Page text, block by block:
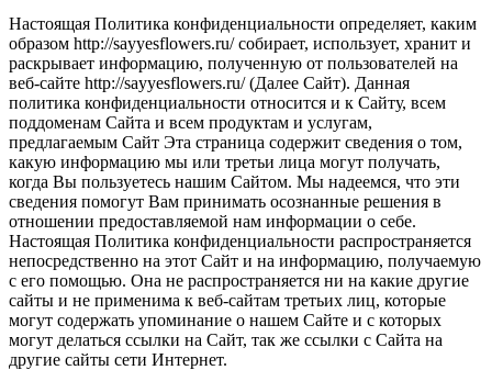
Настоящая Политика конфиденциальности определяет, каким
образом http://sayyesflowers.ru/ собирает, использует, хранит и
раскрывает информацию, полученную от пользователей на
веб-сайте http://sayyesflowers.ru/ (Далее Cайт). Данная
политика конфиденциальности относится и к Сайту, всем
поддоменам Сайта и всем продуктам и услугам,
предлагаемым Сайт Эта страница содержит сведения о том,
какую информацию мы или третьи лица могут получать,
когда Вы пользуетесь нашим Сайтом. Мы надеемся, что эти
сведения помогут Вам принимать осознанные решения в
отношении предоставляемой нам информации о себе.
Настоящая Политика конфиденциальности распространяется
непосредственно на этот Сайт и на информацию, получаемую
с его помощью. Она не распространяется ни на какие другие
сайты и не применима к веб-сайтам третьих лиц, которые
могут содержать упоминание о нашем Сайте и с которых
могут делаться ссылки на Сайт, так же ссылки с Сайта на
другие сайты сети Интернет.